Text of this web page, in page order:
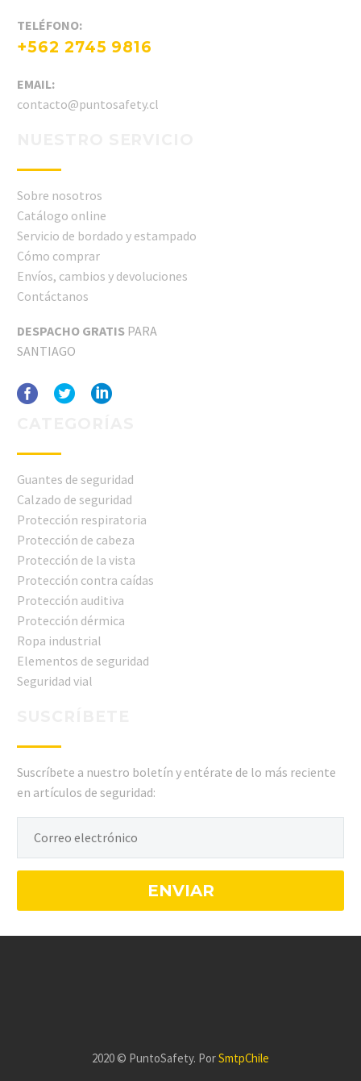
TELÉFONO:
+562 2745 9816
EMAIL:
contacto@puntosafety.cl
Sobre nosotros
Catálogo online
Servicio de bordado y estampado
Cómo comprar
Envíos, cambios y devoluciones
Contáctanos
DESPACHO GRATIS PARA
SANTIAGO
Guantes de seguridad
Calzado de seguridad
Protección respiratoria
Protección de cabeza
Protección de la vista
Protección contra caídas
Protección auditiva
Protección dérmica
Ropa industrial
Elementos de seguridad
Seguridad vial
Suscríbete a nuestro boletín y entérate de lo más reciente
en artículos de seguridad:
2020 © PuntoSafety. PorSmtpChile